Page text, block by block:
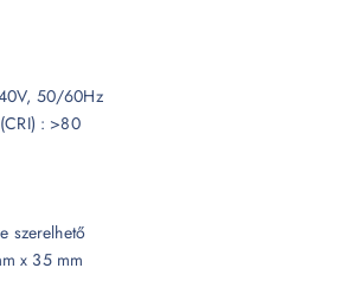
50/60Hz
: >80
szerelhető
x 35 mm